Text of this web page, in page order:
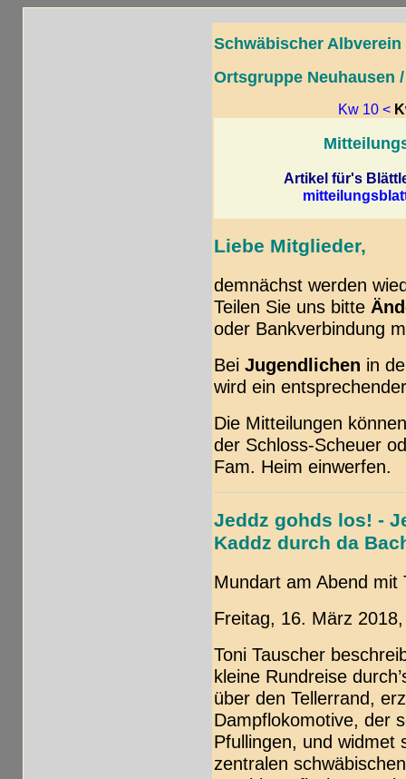
Schwäbischer Albverein
Ortsgruppe Neuhausen
Kw 10 <
Artikel für's
Liebe Mitglieder,
demnächst werden
Teilen Sie uns bitte
oder Bankverbindung
Bei Jugendlichen in
wird ein
Die Mitteilungen
der Schloss-Scheuer
Fam. Heim einwerfen.
Jeddz gohds los! -
Kaddz durch da
Mundart am Abend mit
Freitag, 16. März
Toni Tauscher
kleine Rundreise
über den Tellerrand,
Dampflokomotive, der
Pfullingen, und widmet
zentralen